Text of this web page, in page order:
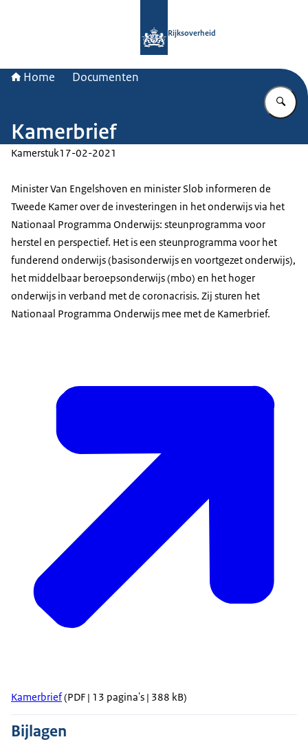
Rijksoverheid
Home Documenten
Kamerbrief
Kamerstuk17-02-2021
Minister Van Engelshoven en minister Slob informeren de
Tweede Kamer over de investeringen in het onderwijs via het
Nationaal Programma Onderwijs: steunprogramma voor
herstel en perspectief. Het is een steunprogramma voor het
funderend onderwijs (basisonderwijs en voortgezet onderwijs),
het middelbaar beroepsonderwijs (mbo) en het hoger
onderwijs in verband met de coronacrisis. Zij sturen het
Nationaal Programma Onderwijs mee met de Kamerbrief.
Kamerbrief(PDF | 13 pagina's | 388 kB)
Bijlagen